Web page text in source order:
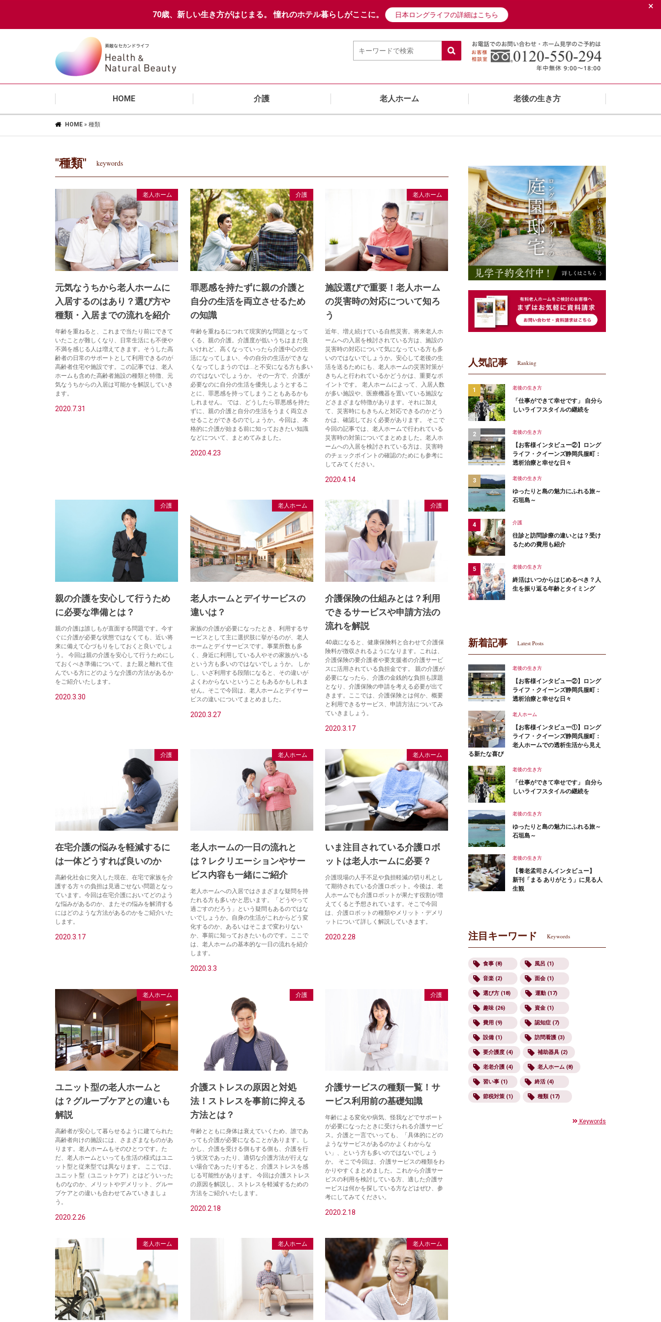
70歳、新しい生き方がはじまる。 憧れのホテル暮らしがここに。 日本ロングライフの詳細はこちら
×
HOME 介護 老人ホーム 老後の生き方
HOME » 種類
"種類" keywords
老人ホーム
元気なうちから老人ホームに
入居するのはあり？選び方や
種類・入居までの流れを紹介
年齢を重ねると、これまで当たり前にできて
いたことが難しくなり、日常生活にも不便や
不満を感じる人は増えてきます。そうした高
齢者の日常のサポートとして利用できるのが
高齢者住宅や施設です。この記事では、老人
ホームも含めた高齢者施設の種類と特徴、元
気なうちからの入居は可能かを解説していき
ます。
2020.7.31
介護
罪悪感を持たずに親の介護と
自分の生活を両立させるため
の知識
年齢を重ねるにつれて現実的な問題となって
くる、親の介護。介護度が低いうちはまだ良
いけれど、高くなっていったら介護中心の生
活になってしまい、今の自分の生活ができな
くなってしまうのでは…と不安になる方も多い
のではないでしょうか。 その一方で、介護が
必要なのに自分の生活を優先しようとするこ
とに、罪悪感を持ってしまうこともあるかも
しれません。 では、どうしたら罪悪感を持た
ずに、親の介護と自分の生活をうまく両立さ
せることができるのでしょうか。今回は、本
格的に介護が始まる前に知っておきたい知識
などについて、まとめてみました。
2020.4.23
老人ホーム
施設選びで重要！老人ホーム
の災害時の対応について知ろ
う
近年、増え続けている自然災害。将来老人ホ
ームへの入居を検討されている方は、施設の
災害時の対応について気になっている方も多
いのではないでしょうか。安心して老後の生
活を送るためにも、老人ホームの災害対策が
きちんと行われているかどうかは、重要なポ
イントです。 老人ホームによって、入居人数
が多い施設や、医療機器を置いている施設な
どさまざまな特徴があります。それに加え
て、災害時にもきちんと対応できるのかどう
かは、確認しておく必要があります。 そこで
今回の記事では、老人ホームで行われている
災害時の対策についてまとめました。老人ホ
ームへの入居を検討されている方は、災害時
のチェックポイントの確認のためにも参考に
してみてください。
2020.4.14
介護
親の介護を安心して行うため
に必要な準備とは？
親の介護は誰しもが直面する問題です。今す
ぐに介護が必要な状態ではなくても、近い将
来に備えて心づもりをしておくと良いでしょ
う。 今回は親の介護を安心して行うためにし
ておくべき準備について、また親と離れて住
んでいる方にどのような介護の方法があるか
をご紹介いたします。
2020.3.30
老人ホーム
老人ホームとデイサービスの
違いは？
家族の介護が必要になったとき、利用するサ
ービスとして主に選択肢に挙がるのが、老人
ホームとデイサービスです。事業所数も多
く、身近に利用している人やその家族がいる
という方も多いのではないでしょうか。 しか
し、いざ利用する段階になると、その違いが
よくわからないということもあるかもしれま
せん。そこで今回は、老人ホームとデイサー
ビスの違いについてまとめました。
2020.3.27
介護
介護保険の仕組みとは？利用
できるサービスや申請方法の
流れを解説
40歳になると、健康保険料と合わせて介護保
険料が徴収されるようになります。これは、
介護保険の要介護者や要支援者の介護サービ
スに活用されている負担金です。 親の介護が
必要になったら、介護の金銭的な負担も課題
となり、介護保険の申請を考える必要が出て
きます。ここでは、介護保険とは何か、概要
と利用できるサービス、申請方法についてみ
ていきましょう。
2020.3.17
介護
在宅介護の悩みを軽減するに
は一体どうすれば良いのか
高齢化社会に突入した現在、在宅で家族を介
護する方々の負担は見過ごせない問題となっ
ています。今回は在宅介護においてどのよう
な悩みがあるのか、またその悩みを解消する
にはどのような方法があるのかをご紹介いた
します。
2020.3.17
老人ホーム
老人ホームの一日の流れと
は？レクリエーションやサー
ビス内容も一緒にご紹介
老人ホームへの入居ではさまざまな疑問を持
たれる方も多いかと思います。「どうやって
過ごすのだろう」という疑問もあるのではな
いでしょうか。自身の生活がこれからどう変
化するのか、あるいはそこまで変わりない
か、事前に知っておきたいものです。ここで
は、老人ホームの基本的な一日の流れを紹介
します。
2020.3.3
老人ホーム
いま注目されている介護ロボ
ットは老人ホームに必要？
介護現場の人手不足や負担軽減の切り札とし
て期待されている介護ロボット。今後は、老
人ホームでも介護ロボットが果たす役割が増
えてくると予想されています。そこで今回
は、介護ロボットの種類やメリット・デメリ
ットについて詳しく解説していきます。
2020.2.28
老人ホーム
ユニット型の老人ホームと
は？グループケアとの違いも
解説
高齢者が安心して暮らせるように建てられた
高齢者向けの施設には、さまざまなものがあ
ります。老人ホームもそのひとつです。た
だ、老人ホームといっても生活の様式はユニ
ット型と従来型では異なります。 ここでは、
ユニット型（ユニットケア）とはどういった
ものなのか、メリットやデメリット、グルー
プケアとの違いも合わせてみていきましょ
う。
2020.2.26
介護
介護ストレスの原因と対処
法！ストレスを事前に抑える
方法とは？
年齢とともに身体は衰えていくため、誰であ
っても介護が必要になることがあります。し
かし、介護を受ける側もする側も、介護を行
う状況であったり、適切な介護方法が行えな
い場合であったりすると、介護ストレスを感
じる可能性があります。 今回は介護ストレス
の原因を解説し、ストレスを軽減するための
方法をご紹介いたします。
2020.2.18
介護
介護サービスの種類一覧！サ
ービス利用前の基礎知識
年齢による変化や病気、怪我などでサポート
が必要になったときに受けられる介護サービ
ス。介護と一言でいっても、「具体的にどの
ようなサービスがあるのかよくわからな
い」、という方も多いのではないでしょう
か。 そこで今回は、介護サービスの種類をわ
かりやすくまとめました。これから介護サー
ビスの利用を検討している方、適した介護サ
ービスは何かを探している方などはぜひ、参
考にしてみてください。
2020.2.18
老人ホーム 老人ホーム 老人ホーム
人気記事 Ranking
老後の生き方
「仕事ができて幸せです」 自分ら
しいライフスタイルの継続を
老後の生き方
【お客様インタビュー②】ロング
ライフ・クイーンズ静岡呉服町：
透析治療と幸せな日々
老後の生き方
ゆったりと島の魅力にふれる旅～
石垣島～
介護
往診と訪問診療の違いとは？受け
るための費用も紹介
老後の生き方
終活はいつからはじめるべき？人
生を振り返る年齢とタイミング
新着記事 Latest Posts
老後の生き方
【お客様インタビュー②】ロング
ライフ・クイーンズ静岡呉服町：
透析治療と幸せな日々
老人ホーム
【お客様インタビュー①】ロング
ライフ・クイーンズ静岡呉服町：
老人ホームでの透析生活から見え
る新たな喜び
老後の生き方
「仕事ができて幸せです」 自分ら
しいライフスタイルの継続を
老後の生き方
ゆったりと島の魅力にふれる旅～
石垣島～
老後の生き方
【養老孟司さんインタビュー】
新刊「まる ありがとう」に見る人
生観
注目キーワード Keywords
食事 (8) 風呂 (1)
音楽 (2) 面会 (1)
選び方 (18) 運動 (17)
趣味 (26) 資金 (1)
費用 (9) 認知症 (7)
設備 (1) 訪問看護 (3)
要介護度 (4) 補助器具 (2)
老老介護 (4) 老人ホーム (8)
習い事 (1) 終活 (4)
節税対策 (1) 種類 (17)
Keywords